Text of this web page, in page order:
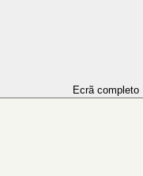
Ecrã completo